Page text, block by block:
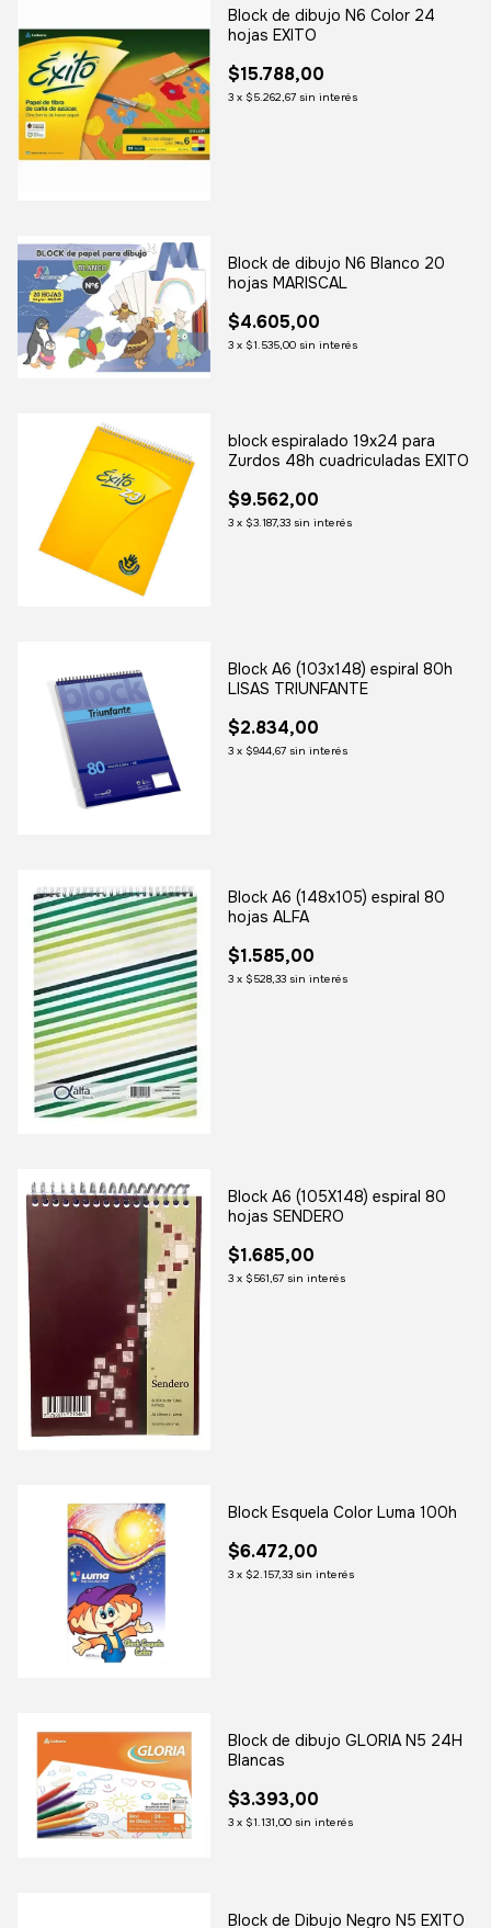
Block de dibujo N6 Color 24
hojas EXITO
$15.788,00
3 x $5.262,67 sin interés
Block de dibujo N6 Blanco 20
hojas MARISCAL
$4.605,00
3 x $1.535,00 sin interés
block espiralado 19x24 para
Zurdos 48h cuadriculadas EXITO
$9.562,00
3 x $3.187,33 sin interés
Block A6 (103x148) espiral 80h
LISAS TRIUNFANTE
$2.834,00
3 x $944,67 sin interés
Block A6 (148x105) espiral 80
hojas ALFA
$1.585,00
3 x $528,33 sin interés
Block A6 (105X148) espiral 80
hojas SENDERO
$1.685,00
3 x $561,67 sin interés
Block Esquela Color Luma 100h
$6.472,00
3 x $2.157,33 sin interés
Block de dibujo GLORIA N5 24H
Blancas
$3.393,00
3 x $1.131,00 sin interés
Block de Dibujo Negro N5 EXITO